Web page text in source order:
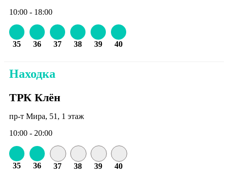
10:00 - 18:00
35 36 37 38 39 40
Находка
ТРК Клён
пр-т Мира, 51, 1 этаж
10:00 - 20:00
35 36 37 38 39 40